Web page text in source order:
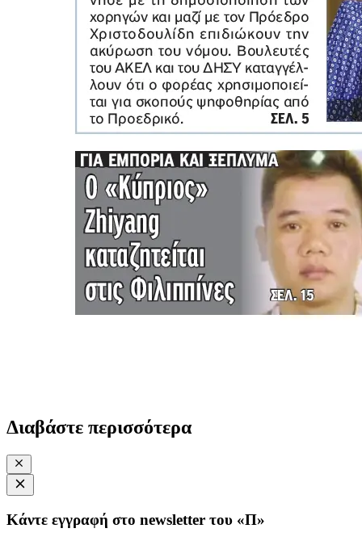
Διαβάστε περισσότερα
Κάντε εγγραφή στο newsletter του «Π»